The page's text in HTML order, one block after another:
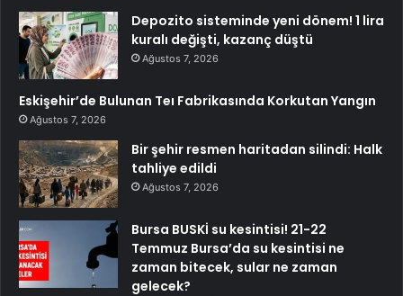
Depozito sisteminde yeni dönem! 1 lira
kuralı değişti, kazanç düştü
Ağustos 7, 2026
Eskişehir’de Bulunan Teı Fabrikasında Korkutan Yangın
Ağustos 7, 2026
Bir şehir resmen haritadan silindi: Halk
tahliye edildi
Ağustos 7, 2026
Bursa BUSKİ su kesintisi! 21-22
Temmuz Bursa’da su kesintisi ne
zaman bitecek, sular ne zaman
gelecek?